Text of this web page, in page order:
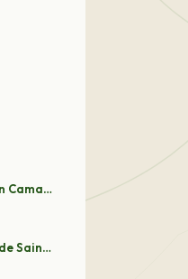
Marche nordique en Camargue Provence
Escapade océane, de Saint-Jean de Luz à San Sebastian